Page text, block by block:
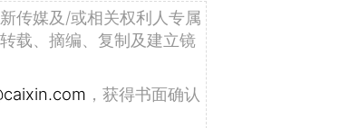
传媒及/或相关权利人专属
载、摘编、复制及建立镜
，获得书面确认